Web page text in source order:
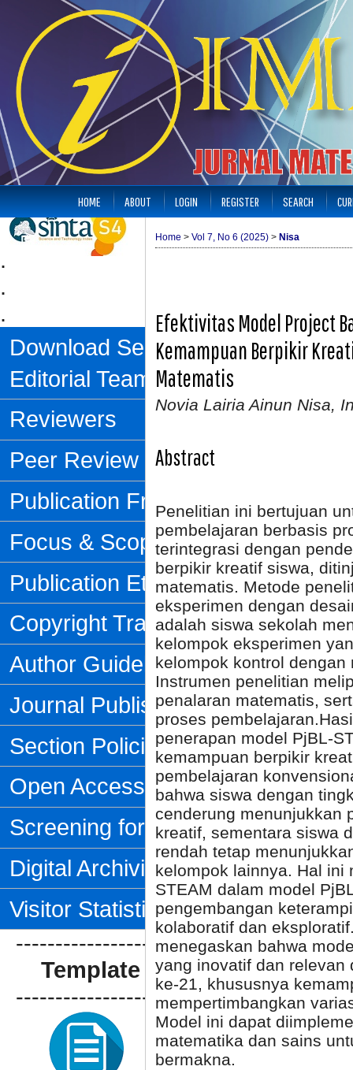
.
.
.
Download Sertifikat
Editorial Team
Reviewers
Peer Review Process
Publication Frequency
Focus & Scope
Publication Ethics
Copyright Transfer Form
Author Guidelines
Journal Publishing Fee
Section Policies
Open Access Policy
Screening for Plagiarism
Digital Archiving
Visitor Statistics
--------------------------------
Template Artikel
--------------------------------
HOME ABOUT LOGIN REGISTER SEARCH
Home > Vol 7, No 6 (2025) > Nisa
Efektivitas Model Project
Kemampuan Berpikir
Matematis
Novia Lairia Ainun Nisa,
Abstract
Penelitian ini bertujuan
pembelajaran berbasis
terintegrasi dengan
berpikir kreatif siswa,
matematis. Metode
eksperimen dengan
adalah siswa sekolah
kelompok eksperimen
kelompok kontrol
Instrumen penelitian
penalaran matematis,
proses
penerapan model PjBL-
kemampuan berpikir
pembelajaran
bahwa siswa dengan
cenderung menunjukkan
kreatif, sementara siswa
rendah tetap
kelompok lainnya. Hal ini
STEAM dalam model
pengembangan
kolaboratif dan
menegaskan bahwa
yang inovatif dan relevan
ke-21, khususnya
mempertimbangkan
Model ini dapat
matematika dan sains
bermakna.